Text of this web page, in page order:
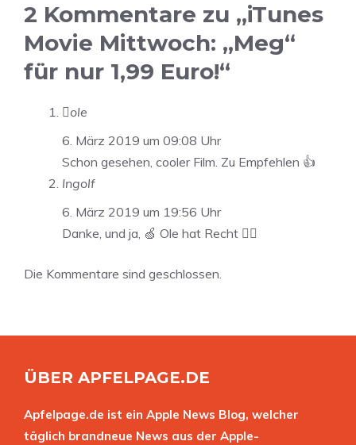
2 Kommentare zu „iTunes
Movie Mittwoch: „Meg“
für nur 1,99 Euro!“
ole
6. März 2019 um 09:08 Uhr
Schon gesehen, cooler Film. Zu Empfehlen 👍
Ingolf
6. März 2019 um 19:56 Uhr
Danke, und ja, 🍏 Ole hat Recht 👍🏻
Die Kommentare sind geschlossen.
ÜBER APFELPAGE.DE
Apfelpage.de ist ein Apple News Blog, welcher
täglich brandneue News aus der Apple-